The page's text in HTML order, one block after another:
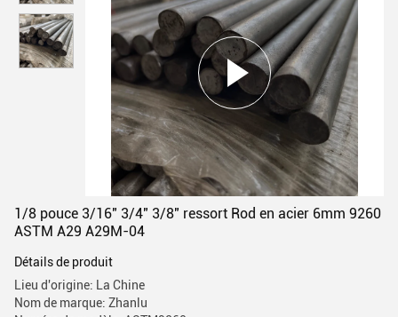
1/8 pouce 3/16" 3/4" 3/8" ressort Rod en acier 6mm 9260
ASTM A29 A29M-04
Détails de produit
Lieu d'origine: La Chine
Nom de marque: Zhanlu